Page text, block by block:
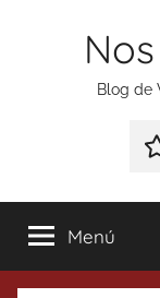
Blog de
Menú